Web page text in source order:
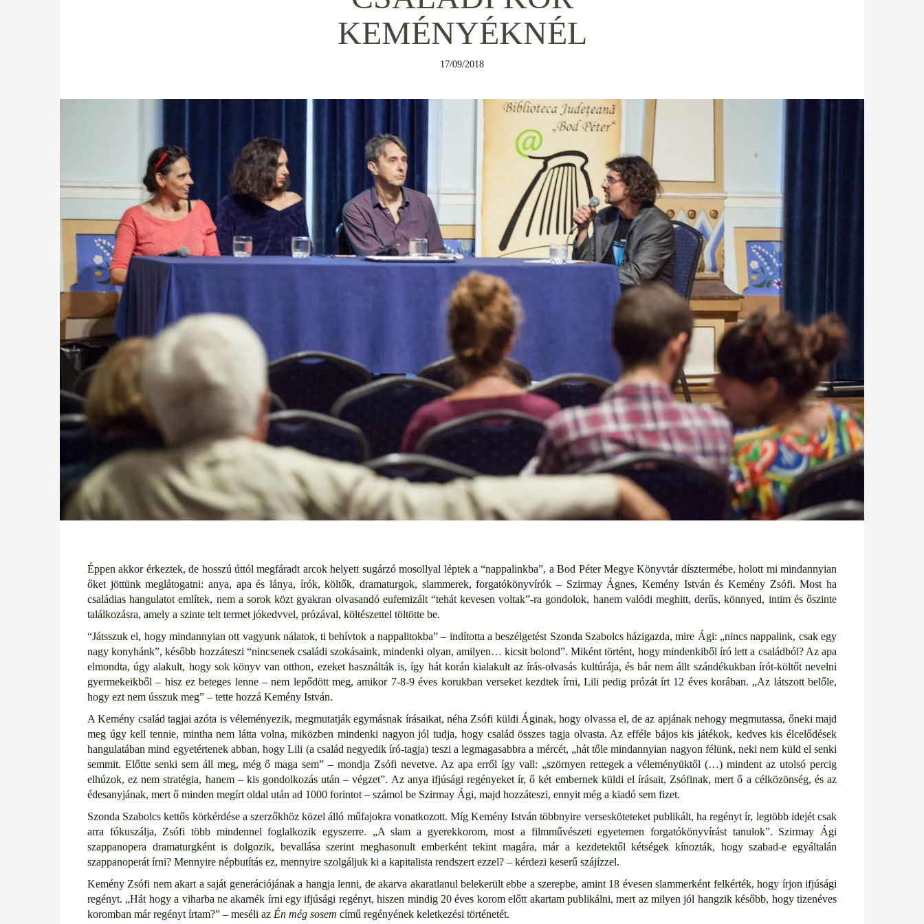
KEMÉNYÉKNÉL
17/09/2018
Éppen akkor érkeztek, de hosszú úttól megfáradt arcok helyett sugárzó mosollyal léptek a “nappalinkba”, a Bod Péter Megye Könyvtár dísztermébe, holott mi mindannyian
őket jöttünk meglátogatni: anya, apa és lánya, írók, költők, dramaturgok, slammerek, forgatókönyvírók – Szirmay Ágnes, Kemény István és Kemény Zsófi. Most ha
családias hangulatot említek, nem a sorok közt gyakran olvasandó eufemizált “tehát kevesen voltak”-ra gondolok, hanem valódi meghitt, derűs, könnyed, intim és őszinte
találkozásra, amely a szinte telt termet jókedvvel, prózával, költészettel töltötte be.
“Játsszuk el, hogy mindannyian ott vagyunk nálatok, ti behívtok a nappalitokba” – indította a beszélgetést Szonda Szabolcs házigazda, mire Ági: „nincs nappalink, csak egy
nagy konyhánk”, később hozzáteszi “nincsenek családi szokásaink, mindenki olyan, amilyen… kicsit bolond”. Miként történt, hogy mindenkiből író lett a családból? Az apa
elmondta, úgy alakult, hogy sok könyv van otthon, ezeket használták is, így hát korán kialakult az írás-olvasás kultúrája, és bár nem állt szándékukban írót-költőt nevelni
gyermekeikből – hisz ez beteges lenne – nem lepődött meg, amikor 7-8-9 éves korukban verseket kezdtek írni, Lili pedig prózát írt 12 éves korában. „Az látszott belőle,
hogy ezt nem ússzuk meg” – tette hozzá Kemény István.
A Kemény család tagjai azóta is véleményezik, megmutatják egymásnak írásaikat, néha Zsófi küldi Áginak, hogy olvassa el, de az apjának nehogy megmutassa, őneki majd
meg úgy kell tennie, mintha nem látta volna, miközben mindenki nagyon jól tudja, hogy család összes tagja olvasta. Az efféle bájos kis játékok, kedves kis élcelődések
hangulatában mind egyetértenek abban, hogy Lili (a család negyedik író-tagja) teszi a legmagasabbra a mércét, „hát tőle mindannyian nagyon félünk, neki nem küld el senki
semmit. Előtte senki sem áll meg, még ő maga sem” – mondja Zsófi nevetve. Az apa erről így vall: „szörnyen rettegek a véleményüktől (…) mindent az utolsó percig
elhúzok, ez nem stratégia, hanem – kis gondolkozás után – végzet”. Az anya ifjúsági regényeket ír, ő két embernek küldi el írásait, Zsófinak, mert ő a célközönség, és az
édesanyjának, mert ő minden megírt oldal után ad 1000 forintot – számol be Szirmay Ági, majd hozzáteszi, ennyit még a kiadó sem fizet.
Szonda Szabolcs kettős körkérdése a szerzőkhöz közel álló műfajokra vonatkozott. Míg Kemény István többnyire versesköteteket publikált, ha regényt ír, legtöbb idejét csak
arra fókuszálja, Zsófi több mindennel foglalkozik egyszerre. „A slam a gyerekkorom, most a filmművészeti egyetemen forgatókönyvírást tanulok”. Szirmay Ági
szappanopera dramaturgként is dolgozik, bevallása szerint meghasonult emberként tekint magára, már a kezdetektől kétségek kínozták, hogy szabad-e egyáltalán
szappanoperát írni? Mennyire népbutítás ez, mennyire szolgáljuk ki a kapitalista rendszert ezzel? – kérdezi keserű szájízzel.
Kemény Zsófi nem akart a saját generációjának a hangja lenni, de akarva akaratlanul belekerült ebbe a szerepbe, amint 18 évesen slammerként felkérték, hogy írjon ifjúsági
regényt. „Hát hogy a viharba ne akarnék írni egy ifjúsági regényt, hiszen mindig 20 éves korom előtt akartam publikálni, mert az milyen jól hangzik később, hogy tizenéves
koromban már regényt írtam?” – meséli az Én még sosem című regényének keletkezési történetét.